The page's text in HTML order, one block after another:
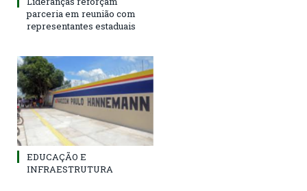
parceria em reunião com
representantes estaduais
EDUCAÇÃO E
INFRAESTRUTURA